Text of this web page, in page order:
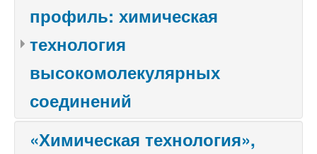
профиль: химическая
технология
высокомолекулярных
соединений
«Химическая технология»,